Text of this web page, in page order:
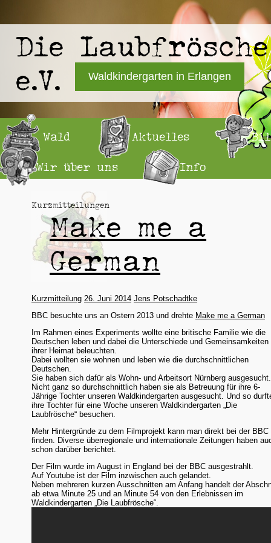
Die Laubfrösche
e.V.
Waldkindergarten in Erlangen
Wald Aktuelles
Wir über uns Info
Kurzmitteilungen
Make me a
German
Kurzmitteilung 26. Juni 2014 Jens Potschadtke
BBC besuchte uns an Ostern 2013 und drehte Make me a German
Im Rahmen eines Experiments wollte eine britische Familie wie die
Deutschen leben und dabei die Unterschiede und Gemeinsamkeiten
ihrer Heimat beleuchten.
Dabei wollten sie wohnen und leben wie die durchschnittlichen
Deutschen.
Sie haben sich dafür als Wohn- und Arbeitsort Nürnberg ausgesucht.
Nicht ganz so durchschnittlich haben sie als Betreuung für ihre 6-
Jährige Tochter unseren Waldkindergarten ausgesucht. Und so
ihre Tochter für eine Woche unseren Waldkindergarten „Die
Laubfrösche“ besuchen.
Mehr Hintergründe zu dem Filmprojekt kann man direkt bei der BBC
finden. Diverse überregionale und internationale Zeitungen haben
schon darüber berichtet.
Der Film wurde im August in England bei der BBC ausgestrahlt.
Auf Youtube ist der Film inzwischen auch gelandet.
Neben mehreren kurzen Ausschnitten am Anfang handelt der
ab etwa Minute 25 und an Minute 54 von den Erlebnissen im
Waldkindergarten „Die Laubfrösche“.